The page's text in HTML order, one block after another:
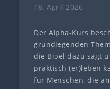
18. April 2026
Der Alpha-Kurs
grundlegenden
die Bibel dazu sagt
praktisch (er)leben
für Menschen, die